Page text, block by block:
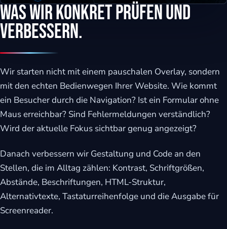
Was wir konkret prüfen und
verbessern.
Wir starten nicht mit einem pauschalen Overlay, sondern
mit den echten Bedienwegen Ihrer Website. Wie kommt
ein Besucher durch die Navigation? Ist ein Formular ohne
Maus erreichbar? Sind Fehlermeldungen verständlich?
Wird der aktuelle Fokus sichtbar genug angezeigt?
Danach verbessern wir Gestaltung und Code an den
Stellen, die im Alltag zählen: Kontrast, Schriftgrößen,
Abstände, Beschriftungen, HTML-Struktur,
Alternativtexte, Tastaturreihenfolge und die Ausgabe für
Screenreader.